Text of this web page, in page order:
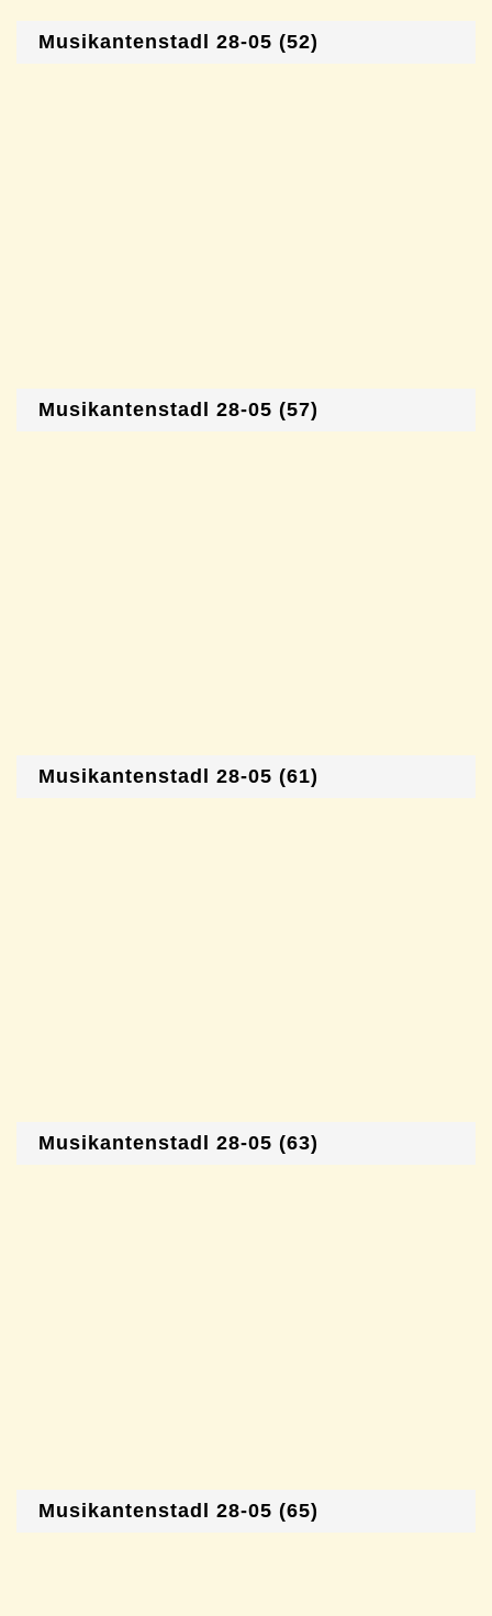
Musikantenstadl 28-05 (52)
Musikantenstadl 28-05 (57)
Musikantenstadl 28-05 (61)
Musikantenstadl 28-05 (63)
Musikantenstadl 28-05 (65)